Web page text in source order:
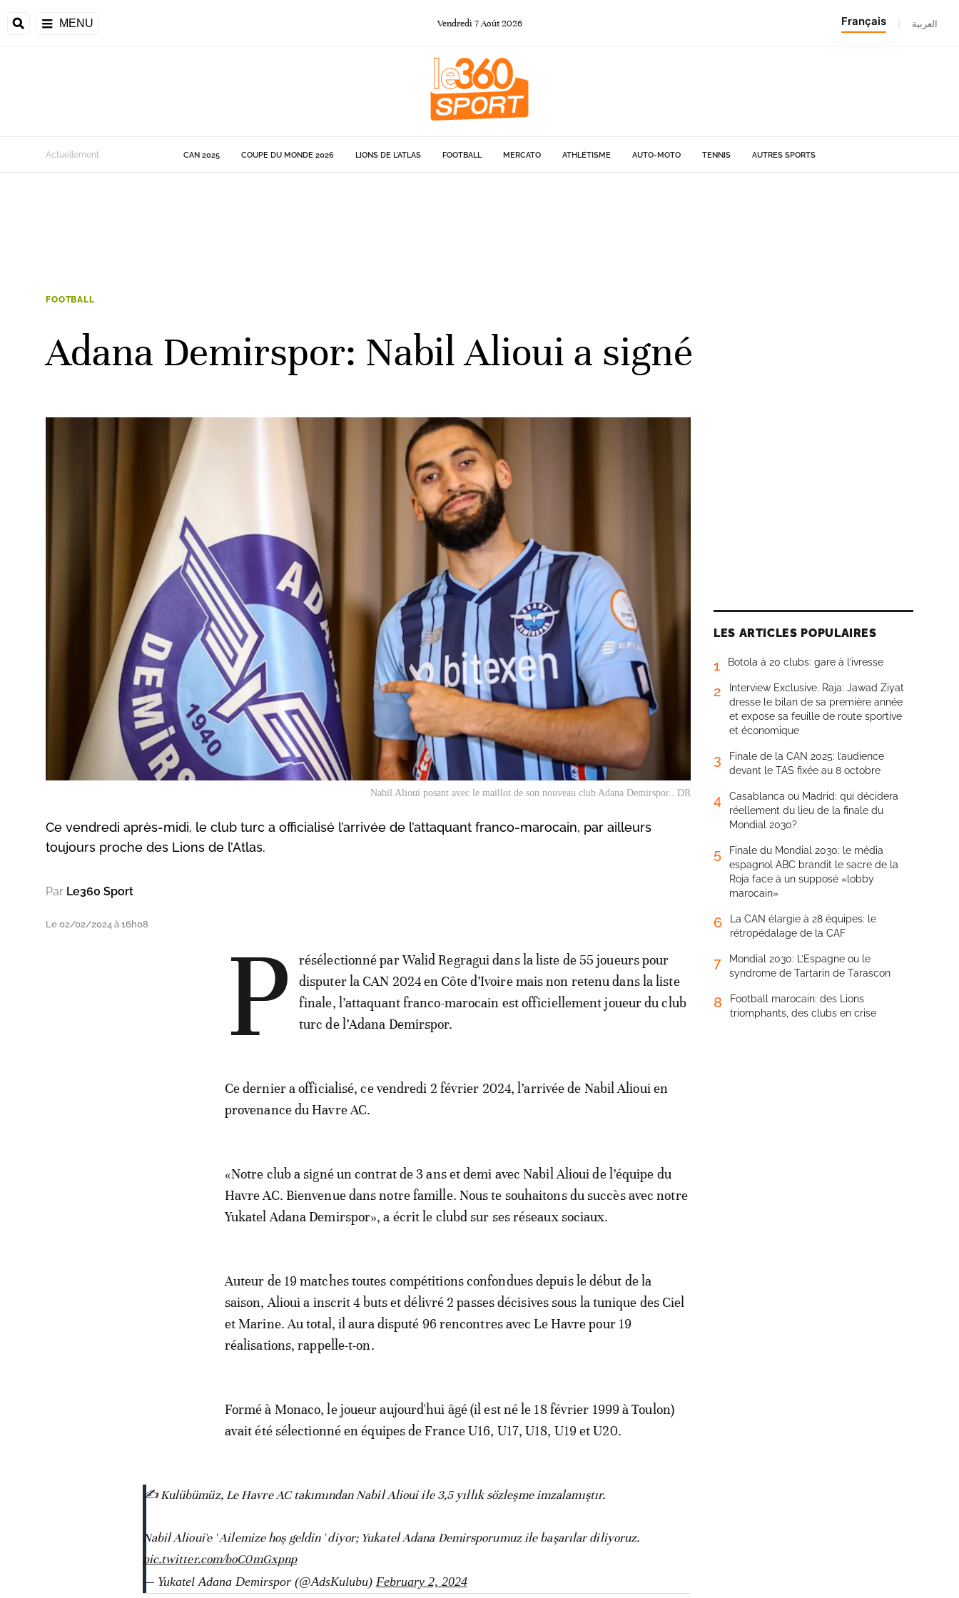
MENU Vendredi 7Août 2026 Français العربية
de la CAF
Actuellement CAN 2025 COUPE DU MONDE 2026 LIONS DE L'ATLAS FOOTBALL MERCATO ATHLÉTISME AUTO-MOTO TENNIS AUTRES SPORTS
FOOTBALL
Adana Demirspor: Nabil Alioui a signé
Nabil Alioui posant avec le maillot de son nouveau club Adana Demirspor.. DR
Ce vendredi après-midi, le club turc a officialisé l’arrivée de l’attaquant franco-marocain, par ailleurs
toujours proche des Lions de l’Atlas.
Par Le360 Sport
Le 02/02/2024 à 16h08 P
résélectionné par Walid Regragui dans la liste de 55 joueurs pour
disputer la CAN 2024 en Côte d’Ivoire mais non retenu dans la liste
finale, l’attaquant franco-marocain est officiellement joueur du club
turc de l’Adana Demirspor.
Ce dernier a officialisé, ce vendredi 2 février 2024, l’arrivée de Nabil Alioui en
provenance du Havre AC.
«Notre club a signé un contrat de 3 ans et demi avec Nabil Alioui de l’équipe du
Havre AC. Bienvenue dans notre famille. Nous te souhaitons du succès avec notre
Yukatel Adana Demirspor», a écrit le clubd sur ses réseaux sociaux.
Auteur de 19 matches toutes compétitions confondues depuis le début de la
saison, Alioui a inscrit 4 buts et délivré 2 passes décisives sous la tunique des Ciel
et Marine. Au total, il aura disputé 96 rencontres avec Le Havre pour 19
réalisations, rappelle-t-on.
Formé à Monaco, le joueur aujourd'hui âgé (il est né le 18 février 1999 à Toulon)
avait été sélectionné en équipes de France U16, U17, U18, U19 et U20.
✍️ Kulübümüz, Le Havre AC takımından Nabil Alioui ile 3,5 yıllık sözleşme imzalamıştır.
Nabil Alioui'e ' Ailemize hoş geldin ' diyor; Yukatel Adana Demirsporumuz ile başarılar diliyoruz.
pic.twitter.com/boC0mGxpnp
— Yukatel Adana Demirspor (@AdsKulubu) February 2, 2024
LES ARTICLES POPULAIRES
1 Botola à 20 clubs: gare à l’ivresse
2
Interview Exclusive. Raja: Jawad Ziyat
dresse le bilan de sa première année
et expose sa feuille de route sportive
et économique
3
Finale de la CAN 2025: l’audience
devant le TAS fixée au 8 octobre
4
Casablanca ou Madrid: qui décidera
réellement du lieu de la finale du
Mondial 2030?
5
Finale du Mondial 2030: le média
espagnol ABC brandit le sacre de la
Roja face à un supposé «lobby
marocain»
6
La CAN élargie à 28 équipes: le
rétropédalage de la CAF
7
Mondial 2030: L’Espagne ou le
syndrome de Tartarin de Tarascon
8
Football marocain: des Lions
triomphants, des clubs en crise